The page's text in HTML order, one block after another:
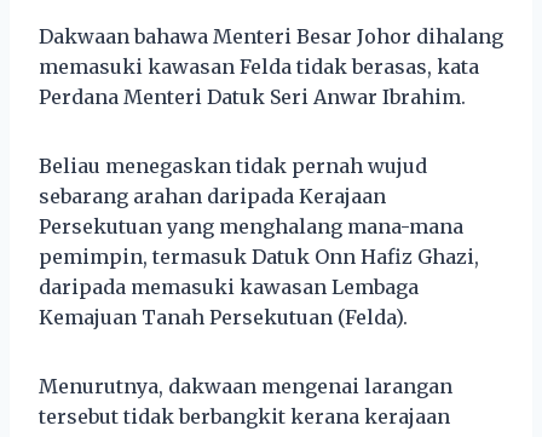
Dakwaan bahawa Menteri Besar Johor dihalang
memasuki kawasan Felda tidak berasas, kata
Perdana Menteri Datuk Seri Anwar Ibrahim.
Beliau menegaskan tidak pernah wujud
sebarang arahan daripada Kerajaan
Persekutuan yang menghalang mana-mana
pemimpin, termasuk Datuk Onn Hafiz Ghazi,
daripada memasuki kawasan Lembaga
Kemajuan Tanah Persekutuan (Felda).
Menurutnya, dakwaan mengenai larangan
tersebut tidak berbangkit kerana kerajaan